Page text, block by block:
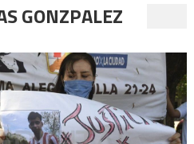
GONZPALEZ